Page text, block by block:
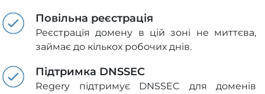
Повільна реєстрація
Реєстрація домену в цій зоні не миттєва,
займає до кількох робочих днів.
Підтримка DNSSEC
Regery підтримує DNSSEC для доменів